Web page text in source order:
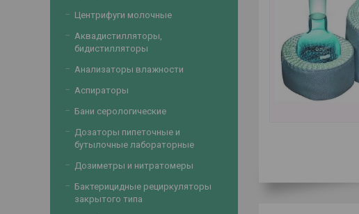
Центрифуги молочные
Аквадистилляторы,
бидистилляторы
Анализаторы влажности
Аспираторы
Бани серологические
Дозаторы пипеточные и
бутылочные лабораторные
Дозиметры и нитратомеры
Бактерицидные рециркуляторы
закрытого типа